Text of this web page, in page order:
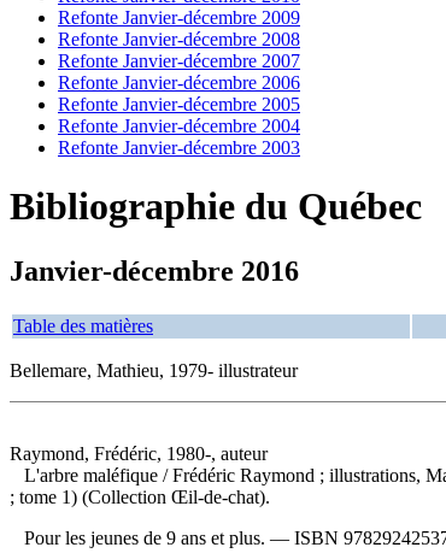
Refonte Janvier-décembre 2009
Refonte Janvier-décembre 2008
Refonte Janvier-décembre 2007
Refonte Janvier-décembre 2006
Refonte Janvier-décembre 2005
Refonte Janvier-décembre 2004
Refonte Janvier-décembre 2003
Bibliographie du Québec
Janvier-décembre 2016
Table des matières
Bellemare, Mathieu, 1979- illustrateur
Raymond, Frédéric, 1980-, auteur
L'arbre maléfique / Frédéric Raymond ; illustrations,
; tome 1) (Collection Œil-de-chat).
Pour les jeunes de 9 ans et plus. — ISBN